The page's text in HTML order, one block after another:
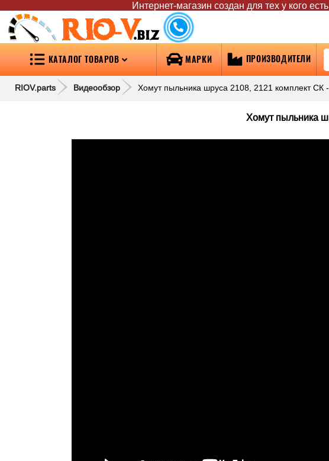
Интернет-магазин создан для тех у кого
RIO-V.biz
КАТАЛОГ ТОВАРОВ МАРКИ ПРОИЗВОДИТЕЛИ
RIOV.parts Видеообзор Хомут пыльника шруса 2108, 2121 комплект СК
Хомут пыльника